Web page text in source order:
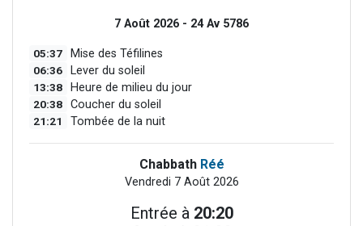
7 Août 2026 - 24 Av 5786
05:37 Mise des Téfilines
06:36 Lever du soleil
13:38 Heure de milieu du jour
20:38 Coucher du soleil
21:21 Tombée de la nuit
Chabbath Réé
Vendredi 7 Août 2026
Entrée à 20:20